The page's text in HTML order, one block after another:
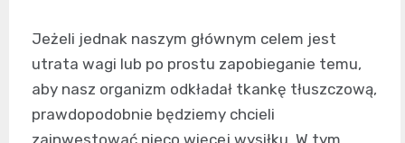
Jeżeli jednak naszym głównym celem jest
utrata wagi lub po prostu zapobieganie temu,
aby nasz organizm odkładał tkankę tłuszczową,
prawdopodobnie będziemy chcieli